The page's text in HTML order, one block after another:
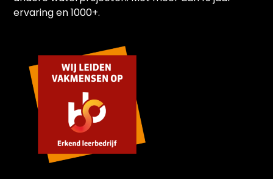
ervaring en 1000+.